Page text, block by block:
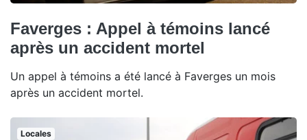
Faverges : Appel à témoins lancé
après un accident mortel
Un appel à témoins a été lancé à Faverges un mois
après un accident mortel.
Locales